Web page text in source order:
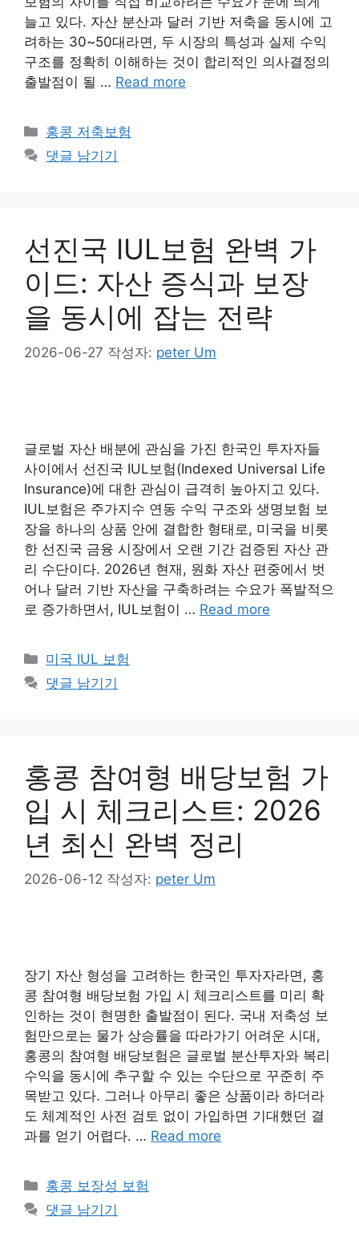
늘고 있다. 자산 분산과 달러 기반 저축을 동시에 고
려하는 30~50대라면, 두 시장의 특성과 실제 수익
구조를 정확히 이해하는 것이 합리적인 의사결정의
출발점이 될 … Read more
카
테
홍콩 저축보험
댓글 남기기
선진국 IUL보험 완벽 가
이드: 자산 증식과 보장
을 동시에 잡는 전략
2026-06-27 작성자: peter Um
글로벌 자산 배분에 관심을 가진 한국인 투자자들
사이에서 선진국 IUL보험(Indexed Universal Life
Insurance)에 대한 관심이 급격히 높아지고 있다.
IUL보험은 주가지수 연동 수익 구조와 생명보험 보
장을 하나의 상품 안에 결합한 형태로, 미국을 비롯
한 선진국 금융 시장에서 오랜 기간 검증된 자산 관
리 수단이다. 2026년 현재, 원화 자산 편중에서 벗
어나 달러 기반 자산을 구축하려는 수요가 폭발적으
로 증가하면서, IUL보험이 … Read more
카
테
고
미국 IUL 보험
댓글 남기기
홍콩 참여형 배당보험 가
입 시 체크리스트: 2026
년 최신 완벽 정리
2026-06-12 작성자: peter Um
장기 자산 형성을 고려하는 한국인 투자자라면, 홍
콩 참여형 배당보험 가입 시 체크리스트를 미리 확
인하는 것이 현명한 출발점이 된다. 국내 저축성 보
험만으로는 물가 상승률을 따라가기 어려운 시대,
홍콩의 참여형 배당보험은 글로벌 분산투자와 복리
수익을 동시에 추구할 수 있는 수단으로 꾸준히 주
목받고 있다. 그러나 아무리 좋은 상품이라 하더라
도 체계적인 사전 검토 없이 가입하면 기대했던 결
과를 얻기 어렵다. … Read more
카
테
홍콩 보장성 보험
댓글 남기기